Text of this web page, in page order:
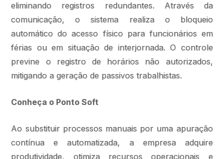
eliminando registros redundantes. Através da
comunicação, o sistema realiza o bloqueio
automático do acesso físico para funcionários em
férias ou em situação de interjornada. O controle
previne o registro de horários não autorizados,
mitigando a geração de passivos trabalhistas.
Conheça o Ponto Soft
Ao substituir processos manuais por uma apuração
contínua e automatizada, a empresa adquire
produtividade, otimiza recursos operacionais e